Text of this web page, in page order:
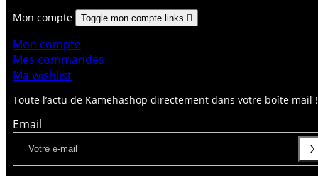
Toute l’actu de Kamehashop directement dans votre boîte mail !
Email
Mon compte Toggle mon compte links 
Mon compte
Mes commandes
Ma wishlist